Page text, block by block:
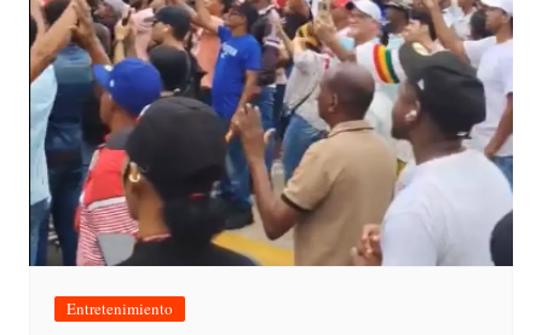
Entretenimiento